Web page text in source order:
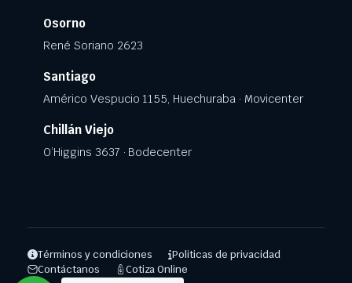
Osorno
René Soriano 2623
Santiago
Américo Vespucio 1155, Huechuraba · Movicenter
Chillán Viejo
O’Higgins 3637 · Bodecenter
Términos y condiciones
Politicas de privacidad
Contáctanos
Cotiza Online